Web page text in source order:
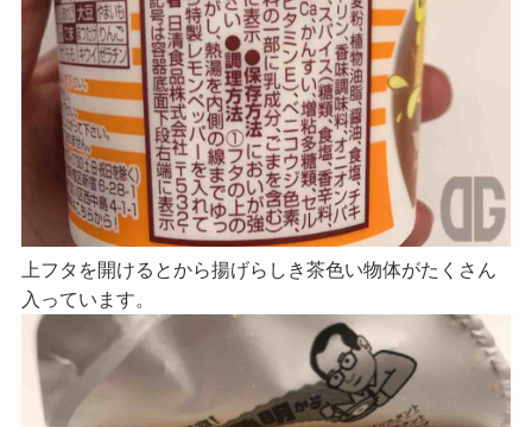
上フタを開けるとから揚げらしき茶色い物体がたくさん
入っています。